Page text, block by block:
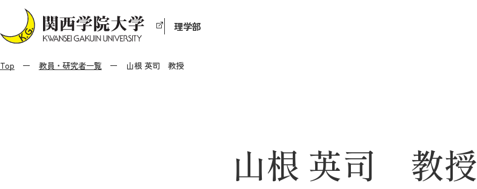
理学部
Top 教員・研究者一覧 山根 英司 教授
山根 英司 教授